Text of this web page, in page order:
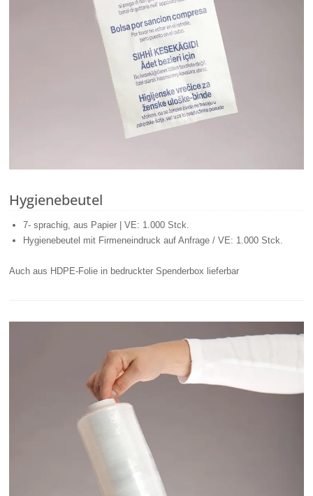
Hygienebeutel
7- sprachig, aus Papier | VE: 1.000 Stck.
Hygienebeutel mit Firmeneindruck auf Anfrage / VE: 1.000 Stck.
Auch aus HDPE-Folie in bedruckter Spenderbox lieferbar